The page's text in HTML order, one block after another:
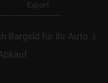
Export
Bargeld für Ihr Auto |